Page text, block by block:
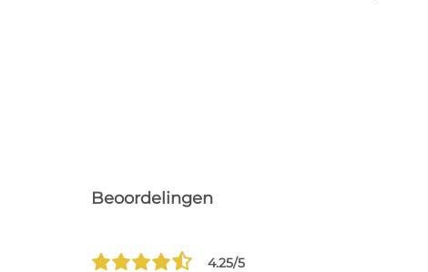
Beoordelingen
4.25/5